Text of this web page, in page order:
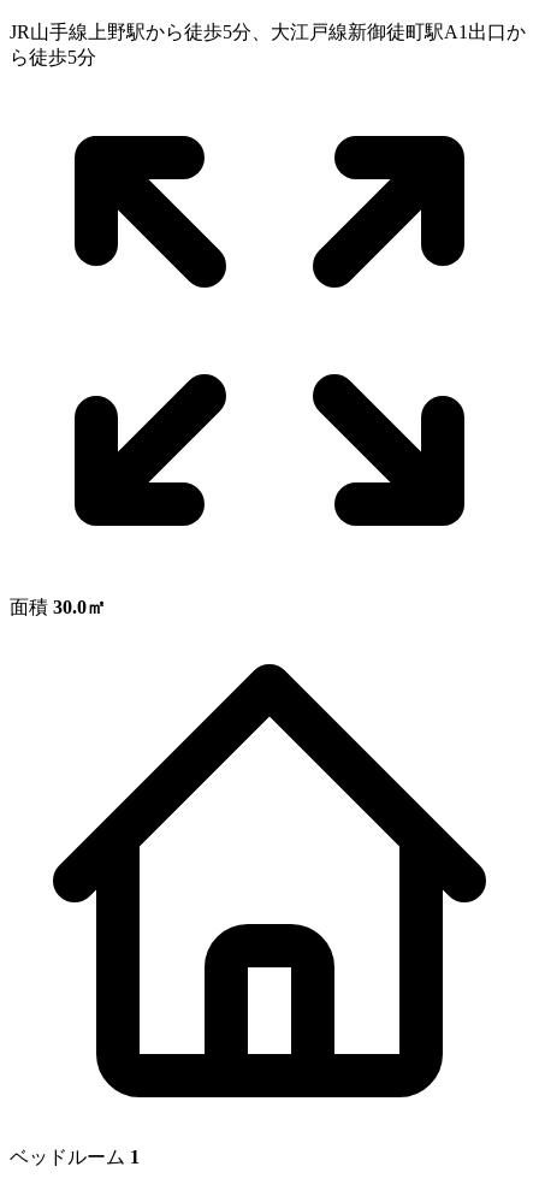
JR山手線上野駅から徒歩5分、大江戸線新御徒町駅A1出口か
ら徒歩5分
面積 30.0㎡
ベッドルーム 1